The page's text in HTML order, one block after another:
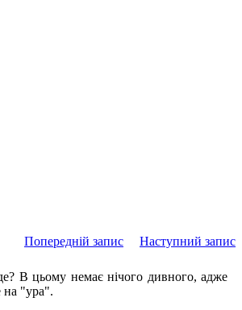
Попередній запис Наступний запис
В цьому немає нічого дивного, адже
на "ура".